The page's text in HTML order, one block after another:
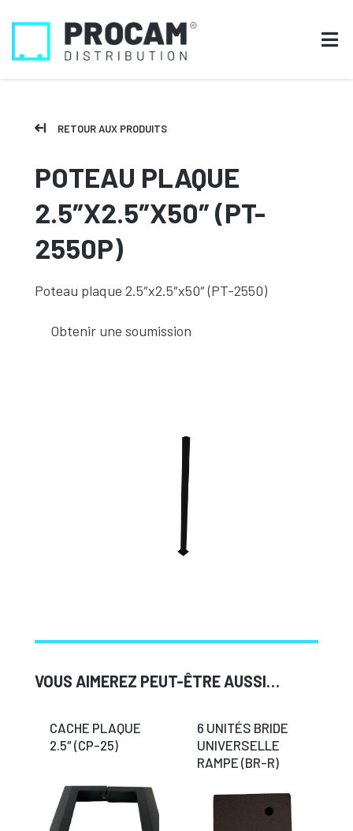
RETOUR AUX PRODUITS
POTEAU PLAQUE
2.5″X2.5″X50″ (PT-
2550P)
Poteau plaque 2.5″x2.5″x50″ (PT-2550)
Obtenir une soumission
VOUS AIMEREZ PEUT-ÊTRE AUSSI…
CACHE PLAQUE
2.5″ (CP-25)
6 UNITÉS BRIDE
UNIVERSELLE
RAMPE (BR-R)